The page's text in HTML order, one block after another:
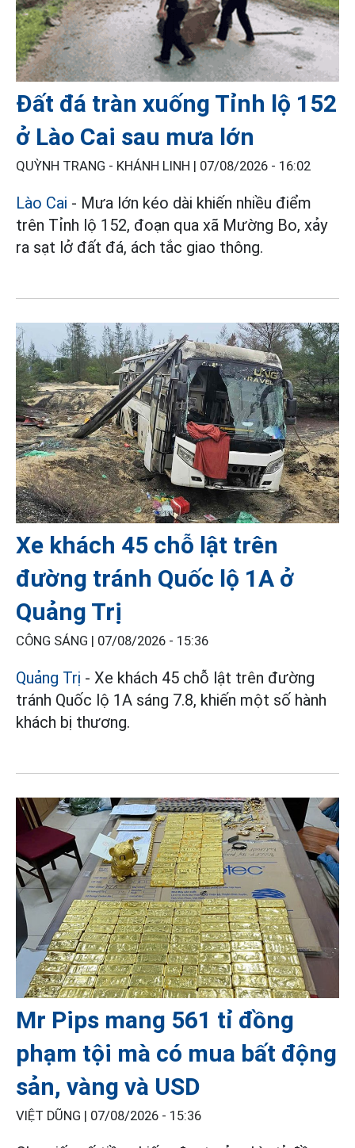
Đất đá tràn xuống Tỉnh lộ 152
ở Lào Cai sau mưa lớn
QUỲNH TRANG - KHÁNH LINH | 07/08/2026 - 16:02
Lào Cai - Mưa lớn kéo dài khiến nhiều điểm
trên Tỉnh lộ 152, đoạn qua xã Mường Bo, xảy
ra sạt lở đất đá, ách tắc giao thông.
Xe khách 45 chỗ lật trên
đường tránh Quốc lộ 1A ở
Quảng Trị
CÔNG SÁNG | 07/08/2026 - 15:36
Quảng Trị - Xe khách 45 chỗ lật trên đường
tránh Quốc lộ 1A sáng 7.8, khiến một số hành
khách bị thương.
Mr Pips mang 561 tỉ đồng
phạm tội mà có mua bất động
sản, vàng và USD
VIỆT DŨNG | 07/08/2026 - 15:36